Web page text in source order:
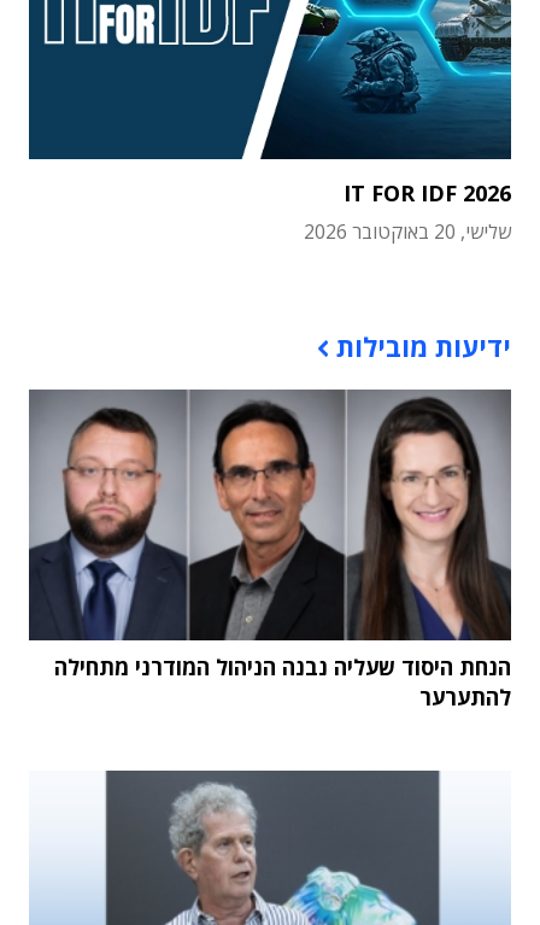
IT FOR IDF 2026
שלישי, 20 באוקטובר 2026
ידיעות מובילות
הנחת היסוד שעליה נבנה הניהול המודרני מתחילה
להתערער